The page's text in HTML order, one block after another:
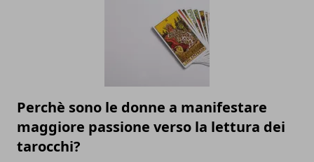
Perchè sono le donne a manifestare
maggiore passione verso la lettura dei
tarocchi?